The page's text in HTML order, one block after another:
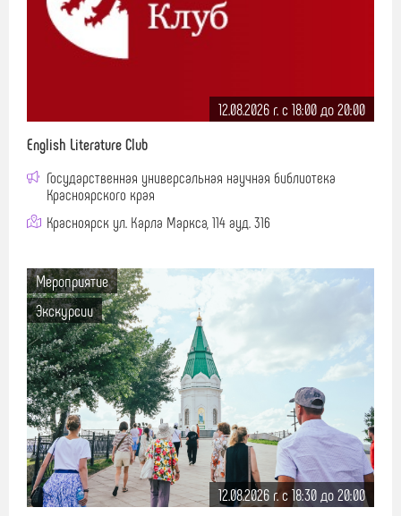
12.08.2026 г. c 18:00 до 20:00
English Literature Club
Государственная универсальная научная библиотека
Красноярского края
Красноярск ул. Карла Маркса, 114 ауд. 316
Мероприятие
Экскурсии
12.08.2026 г. c 18:30 до 20:00